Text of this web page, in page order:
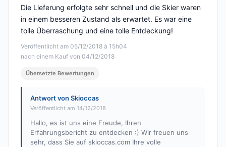
Veröffentlicht am 05/12/2018 à 15h04
nach einem Kauf von 04/12/2018
Die Lieferung erfolgte sehr schnell und die Skier waren
in einem besseren Zustand als erwartet. Es war eine
tolle Überraschung und eine tolle Entdeckung!
Übersetzte Bewertungen
Antwort von Skioccas
Veröffentlicht am 14/12/2018
Hallo, es ist uns eine Freude, Ihren
Erfahrungsbericht zu entdecken :) Wir freuen uns
sehr, dass Sie auf skioccas.com Ihre volle